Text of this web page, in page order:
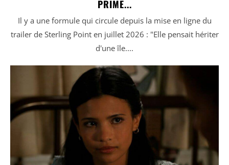
PRIME...
Il y a une formule qui circule depuis la mise en ligne du
trailer de Sterling Point en juillet 2026 : "Elle pensait hériter
d'une île....